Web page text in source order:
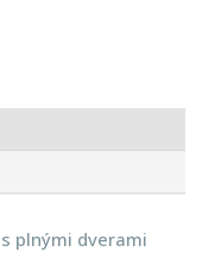
plnými dverami